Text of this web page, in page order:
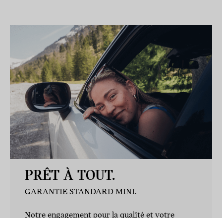
PRÊT À TOUT.
GARANTIE STANDARD MINI.
Notre engagement pour la qualité et votre